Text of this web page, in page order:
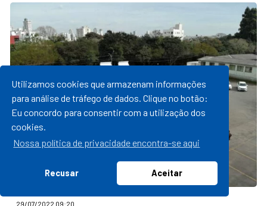
Utilizamos cookies que armazenam informações
para análise de tráfego de dados. Clique no botão:
Eu concordo para consentir com a utilização dos
cookies.
Nossa política de privacidade encontra-se aqui
Recusar Aceitar
29/07/2022 09:20